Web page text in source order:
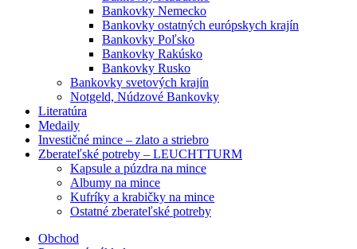
Bankovky Nemecko
Bankovky ostatných európskych krajín
Bankovky Poľsko
Bankovky Rakúsko
Bankovky Rusko
Bankovky svetových krajín
Notgeld, Núdzové Bankovky
Literatúra
Medaily
Investičné mince – zlato a striebro
Zberateľské potreby – LEUCHTTURM
Kapsule a púzdra na mince
Albumy na mince
Kufríky a krabičky na mince
Ostatné zberateľské potreby
Obchod